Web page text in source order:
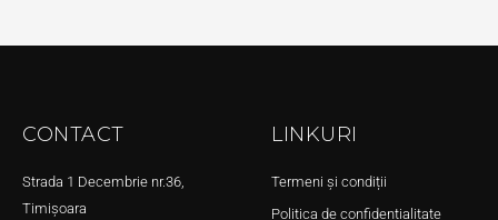
CONTACT
Strada 1 Decembrie nr.36,
Timișoara
LINKURI
Termeni și condiții
Politica de confidențialitate